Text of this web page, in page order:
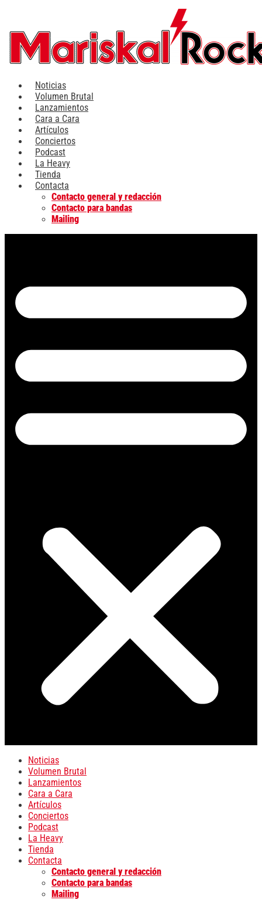
contenido
Noticias
Volumen Brutal
Lanzamientos
Cara a Cara
Artículos
Conciertos
Podcast
La Heavy
Tienda
Contacta
Contacto general y redacción
Contacto para bandas
Mailing
Noticias
Volumen Brutal
Lanzamientos
Cara a Cara
Artículos
Conciertos
Podcast
La Heavy
Tienda
Contacta
Contacto general y redacción
Contacto para bandas
Mailing